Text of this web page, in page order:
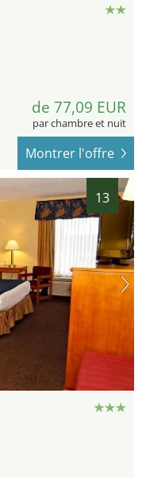
de 77,09 EUR
par chambre et nuit
Montrer l'offre
13